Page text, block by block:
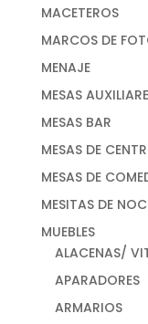
MACETEROS
MARCOS DE
MENAJE
MESAS
MESAS BAR
MESAS DE
MESAS DE
MESITAS DE
MUEBLES
ALACENAS/
APARADORES
ARMARIOS